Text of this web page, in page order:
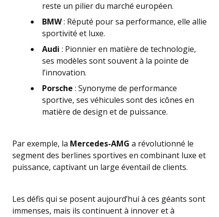
reste un pilier du marché européen.
BMW: Réputé pour sa performance, elle allie
sportivité et luxe.
Audi : Pionnier en matière de technologie,
ses modèles sont souvent à la pointe de
l’innovation.
Porsche : Synonyme de performance
sportive, ses véhicules sont des icônes en
matière de design et de puissance.
Par exemple, la Mercedes-AMG a révolutionné le
segment des berlines sportives en combinant luxe et
puissance, captivant un large éventail de clients.
Les défis qui se posent aujourd’hui à ces géants sont
immenses, mais ils continuent à innover et à